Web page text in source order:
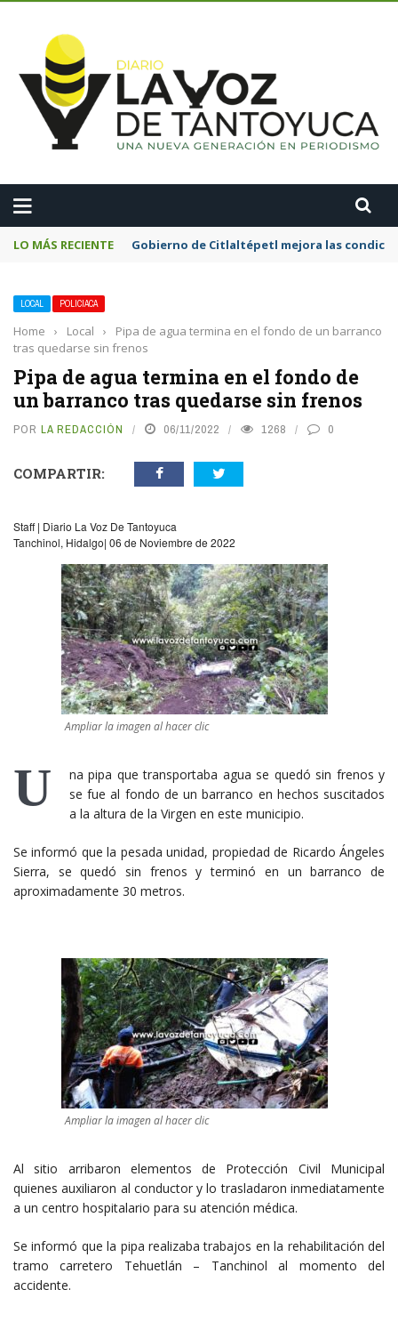
LO MÁS RECIENTE Gobierno de Citlaltépetl mejora las
LOCAL POLICIACA
Home › Local ›
Pipa de agua termina en el fondo de un barranco
tras quedarse sin frenos
Pipa de agua termina en el fondo de
un barranco tras quedarse sin frenos
POR LA REDACCIÓN 06/11/2022 1268 0
COMPARTIR:
Staff | Diario La Voz De Tantoyuca
Tanchinol, Hidalgo| 06 de Noviembre de 2022
Ampliar la imagen al hacer clic
U
na pipa que transportaba agua se quedó sin frenos y
se fue al fondo de un barranco en hechos suscitados
a la altura de la Virgen en este municipio.
Se informó que la pesada unidad, propiedad de Ricardo Ángeles
Sierra, se quedó sin frenos y terminó en un barranco de
aproximadamente 30 metros.
Ampliar la imagen al hacer clic
Al sitio arribaron elementos de Protección Civil Municipal
quienes auxiliaron al conductor y lo trasladaron inmediatamente
a un centro hospitalario para su atención médica.
Se informó que la pipa realizaba trabajos en la rehabilitación del
tramo carretero Tehuetlán – Tanchinol al momento del
accidente.